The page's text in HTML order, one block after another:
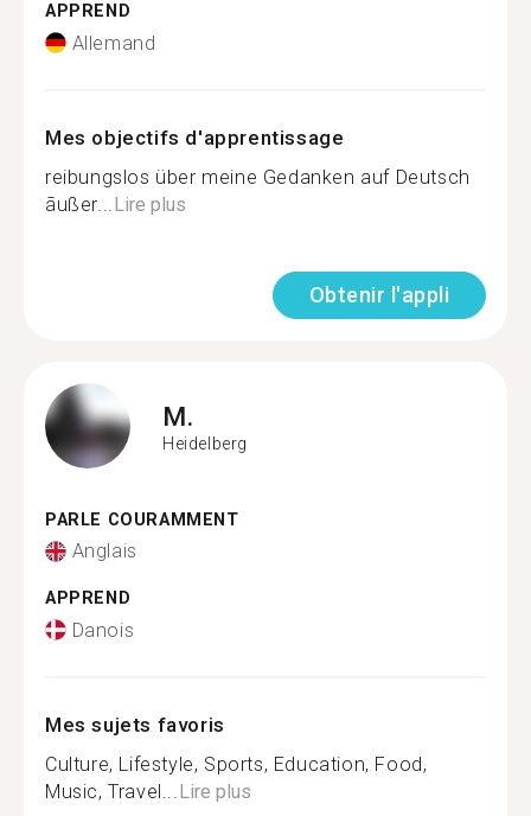
APPREND
Allemand
Mes objectifs d'apprentissage
reibungslos über meine Gedanken auf Deutsch
ãußer... Lire plus
Obtenir l'appli
M.
Heidelberg
PARLE COURAMMENT
Anglais
APPREND
Danois
Mes sujets favoris
Culture, Lifestyle, Sports, Education, Food,
Music, Travel... Lire plus